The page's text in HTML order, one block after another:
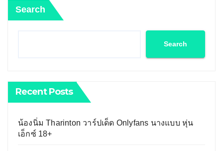
Search
Search
Recent Posts
น้องนิ่ม Tharinton วาร์ปเด็ด Onlyfans นางแบบ หุ่น
เอ็กซ์ 18+